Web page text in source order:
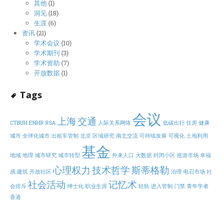
其他(1)
洞见(18)
生涯(6)
资讯(21)
学术会议 (10)
学术期刊 (3)
学术资助 (7)
开放数据(1)
Tags
CTBUH ENHR RSA 上海交通 人际关系网络 会议 低碳出行 住房 健康
城市 全球化城市 出租车管制 北京 区域研究 南北交流 可持续发展 可视化 土地利用
地域 地理 城市研究 城市转型 基金 外来人口 大数据 封闭小区 巡游市场 幸福
感 建筑 开放社区 心理权力 技术哲学斯蒂格勒 治理 电召市场 社
会排斥 社会活动 绅士化 职业生涯 记忆术 轻轨 进入管制 门禁 青年学者
香港